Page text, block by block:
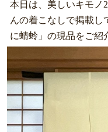
本日は、美しいキモノ
んの着こなしで掲載し
に蜻蛉」の現品をご紹